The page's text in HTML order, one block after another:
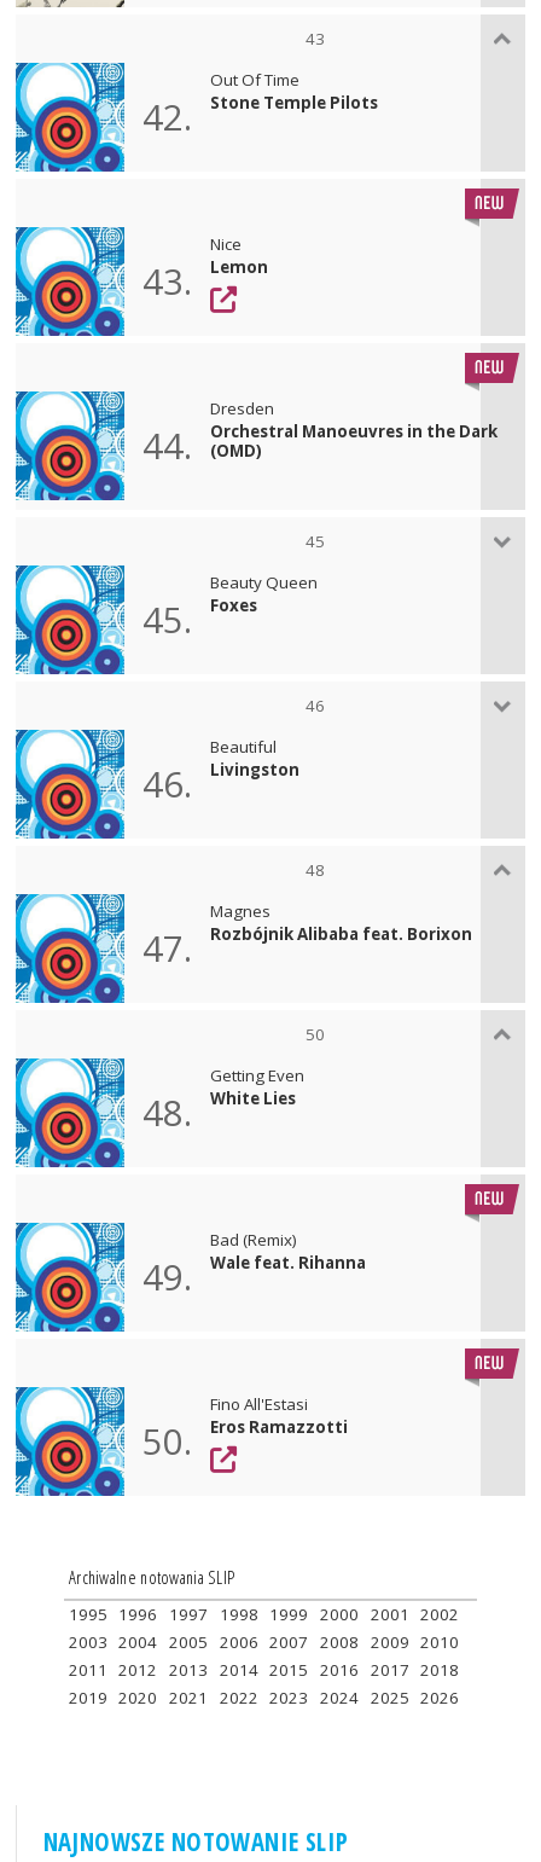
43
42.
Out Of Time
Stone Temple Pilots
43.
Nice
Lemon
44.
Dresden
Orchestral Manoeuvres in the Dark
(OMD)
45
45.
Beauty Queen
Foxes
46
46.
Beautiful
Livingston
48
47.
Magnes
Rozbójnik Alibaba feat. Borixon
50
48.
Getting Even
White Lies
49.
Bad (Remix)
Wale feat. Rihanna
50.
Fino All'Estasi
Eros Ramazzotti
Archiwalne notowania SLIP
1995 1996 1997 1998 1999 2000 2001
2002
2003 2004 2005 2006 2007 2008 2009 2010
2011
2012 2013 2014 2015 2016 2017 2018
2019 2020 2021 2022 2023 2024 2025 2026
NAJNOWSZE NOTOWANIE SLIP